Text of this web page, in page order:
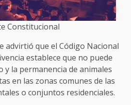
Constitucional
advirtió que el Código Nacional
establece que no puede
la permanencia de animales
en las zonas comunes de las
o conjuntos residenciales.